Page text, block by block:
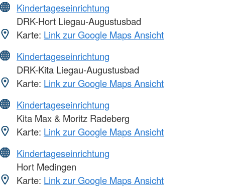
Kindertageseinrichtung
DRK-Hort Liegau-Augustusbad
Karte: Link zur Google Maps Ansicht
Kindertageseinrichtung
DRK-Kita Liegau-Augustusbad
Karte: Link zur Google Maps Ansicht
Kindertageseinrichtung
Kita Max & Moritz Radeberg
Karte: Link zur Google Maps Ansicht
Kindertageseinrichtung
Hort Medingen
Karte: Link zur Google Maps Ansicht